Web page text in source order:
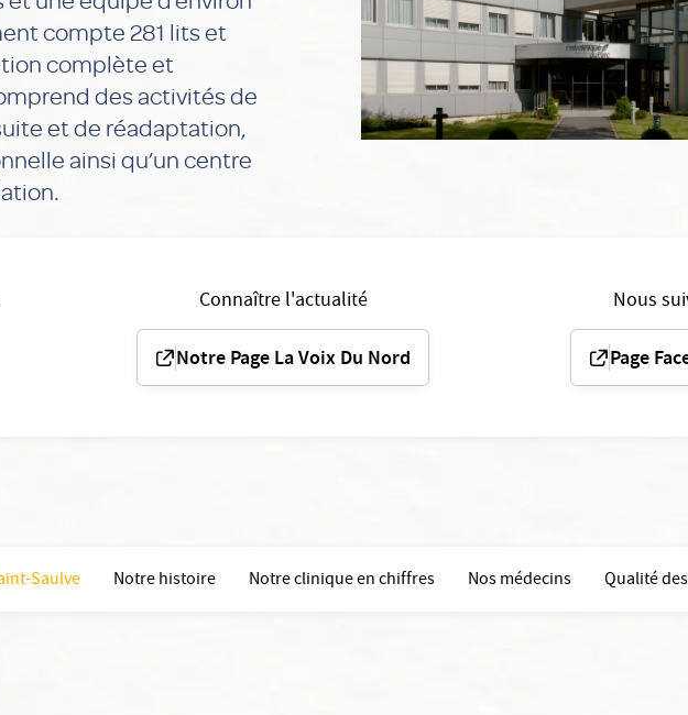
compte 281 lits et
complète et
des activités de
et de réadaptation,
ainsi qu’un centre
Connaître l'actualité
Notre Page La Voix Du Nord
Nous
Page
Saulve Notre histoire Notre clinique en chiffres Nos médecins Qualité